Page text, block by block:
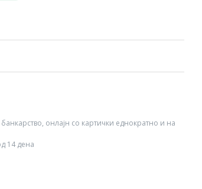
онлајн со картички еднократно и на
14 дена